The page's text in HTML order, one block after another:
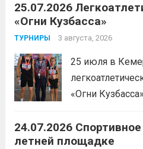
25.07.2026
«Огни Кузбасса»
ТУРНИРЫ 3 августа, 2026
25 июля в
«Огни
приняли
следующие
24.07.2026
летней площадке